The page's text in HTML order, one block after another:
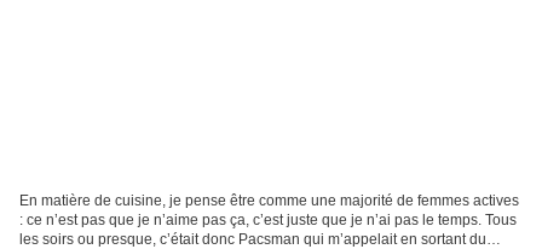
En matière de cuisine, je pense être comme une majorité de femmes actives
: ce n’est pas que je n’aime pas ça, c’est juste que je n’ai pas le temps. Tous
les soirs ou presque, c’était donc Pacsman qui m’appelait en sortant du